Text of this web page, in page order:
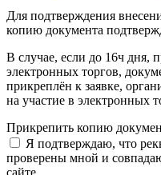
Для подтверждения
копию документа
В случае, если до 16ч дня,
электронных торгов,
прикреплён к заявке,
на участие в электронных
Прикрепить копию
Я подтверждаю, что
проверены мной и